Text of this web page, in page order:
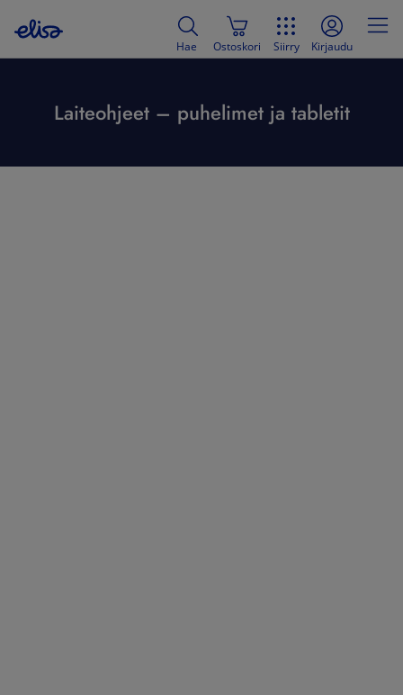
Hae Ostoskori Siirry Kirjaudu
Laiteohjeet – puhelimet ja tabletit